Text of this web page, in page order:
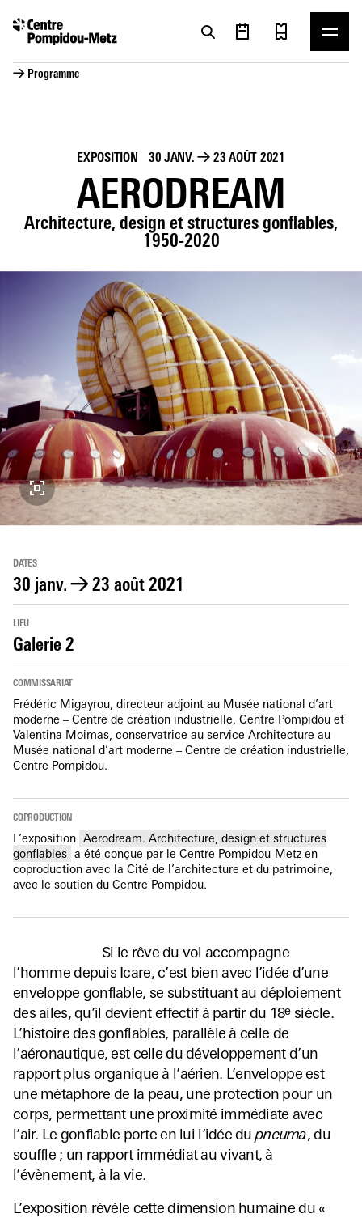
→ Programme
EXPOSITION 30 JANV. → 23 AOÛT 2021
AERODREAM
Architecture, design et structures gonflables,
1950-2020
DATES
30 janv. →23 août 2021
LIEU
Galerie 2
COMMISSARIAT
Frédéric Migayrou, directeur adjoint au Musée national d’art
moderne – Centre de création industrielle, Centre Pompidou et
Valentina Moimas, conservatrice au service Architecture au
Musée national d’art moderne – Centre de création industrielle,
Centre Pompidou.
COPRODUCTION
L’exposition Aerodream. Architecture, design et structures
gonflables a été conçue par le Centre Pompidou-Metz en
coproduction avec la Cité de l’architecture et du patrimoine,
avec le soutien du Centre Pompidou.
Si le rêve du vol accompagne
l’homme depuis Icare, c’est bien avec l’idée d’une
enveloppe gonflable, se substituant au déploiement
des ailes, qu’il devient effectif à partir du 18esiècle.
L’histoire des gonflables, parallèle à celle de
l’aéronautique, est celle du développement d’un
rapport plus organique à l’aérien. L’enveloppe est
une métaphore de la peau, une protection pour un
corps, permettant une proximité immédiate avec
l’air. Le gonflable porte en lui l’idée dupneuma, du
souffle ; un rapport immédiat au vivant, à
l’évènement, à la vie.
L’exposition révèle cette dimension humaine du «